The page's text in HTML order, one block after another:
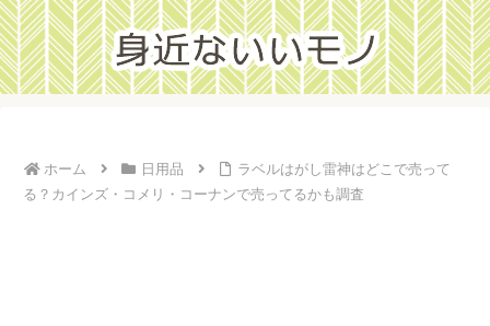
ホーム 日用品
ラベルはがし雷神はどこで売って
る？カインズ・コメリ・コーナンで売ってるかも調査